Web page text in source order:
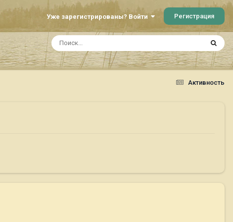
Уже зарегистрированы? Войти Регистрация
Активность